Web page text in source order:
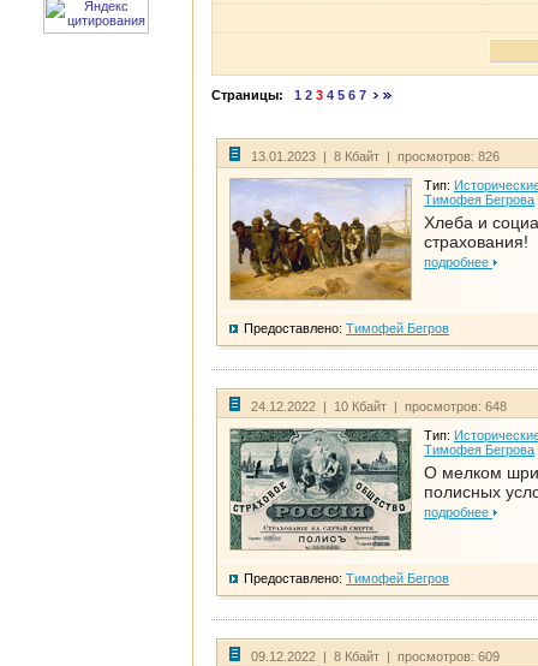
Страницы: 1 2 3 4 5 6 7
13.01.2023 | 8 Кбайт | просмотров: 826
Тип:
Тимофея Бегрова
Хлеба и
страхования!
подробнее
Предоставлено: Тимофей Бегров
24.12.2022 | 10 Кбайт | просмотров: 648
Тип:
Тимофея Бегрова
О мелком
полисных
подробнее
Предоставлено: Тимофей Бегров
09.12.2022 | 8 Кбайт | просмотров: 609